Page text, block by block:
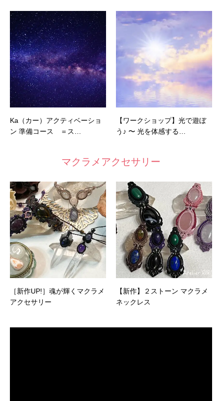
Ka（カー）アクティベーショ
ン 準備コース ＝ス…
【ワークショップ】光で遊ぼ
う♪ 〜 光を体感する…
マクラメアクセサリー
［新作UP!］魂が輝くマクラメ
アクセサリー
【新作】２ストーン マクラメ
ネックレス